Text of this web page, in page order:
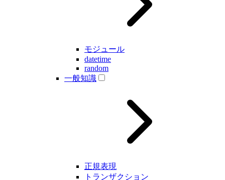
モジュール
datetime
random
一般知識
正規表現
トランザクション